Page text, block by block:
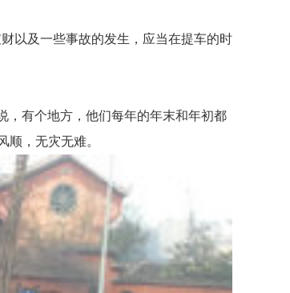
以及一些事故的发生，应当在提车的时
有个地方，他们每年的年末和年初都
顺，无灾无难。